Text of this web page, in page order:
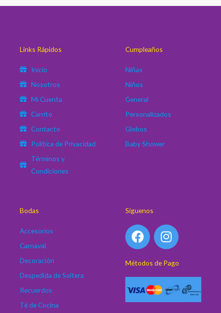
Links Rápidos
Inicio
Nosotros
Mi Cuenta
Carrito
Contacto
Política de Privacidad
Términos y
Condiciones
Cumpleaños
Niñas
Niños
General
Personalizados
Globos
Baby Shower
Bodas
Accesorios
Carnaval
Decoración
Despedida de Soltera
Recuerdos
Té de Cocina
Síguenos
F
a
e
b
o
o
I
n
t
a
g
r
Métodos de Pago